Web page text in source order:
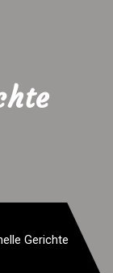
Gerichte